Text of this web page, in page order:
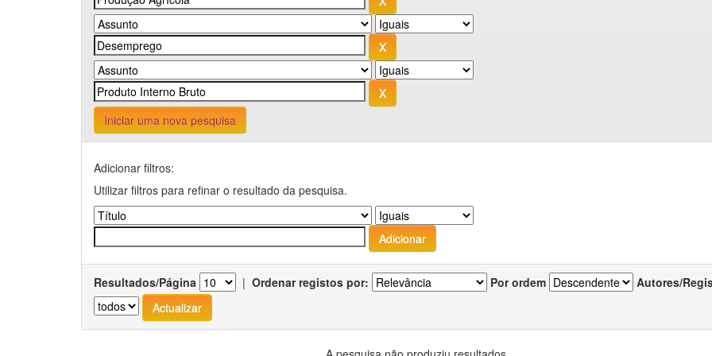
Iniciar uma nova pesquisa
Adicionar filtros:
Utilizar filtros para refinar o resultado da pesquisa.
Resultados/Página | Ordenar registos por: Por ordem Autores/